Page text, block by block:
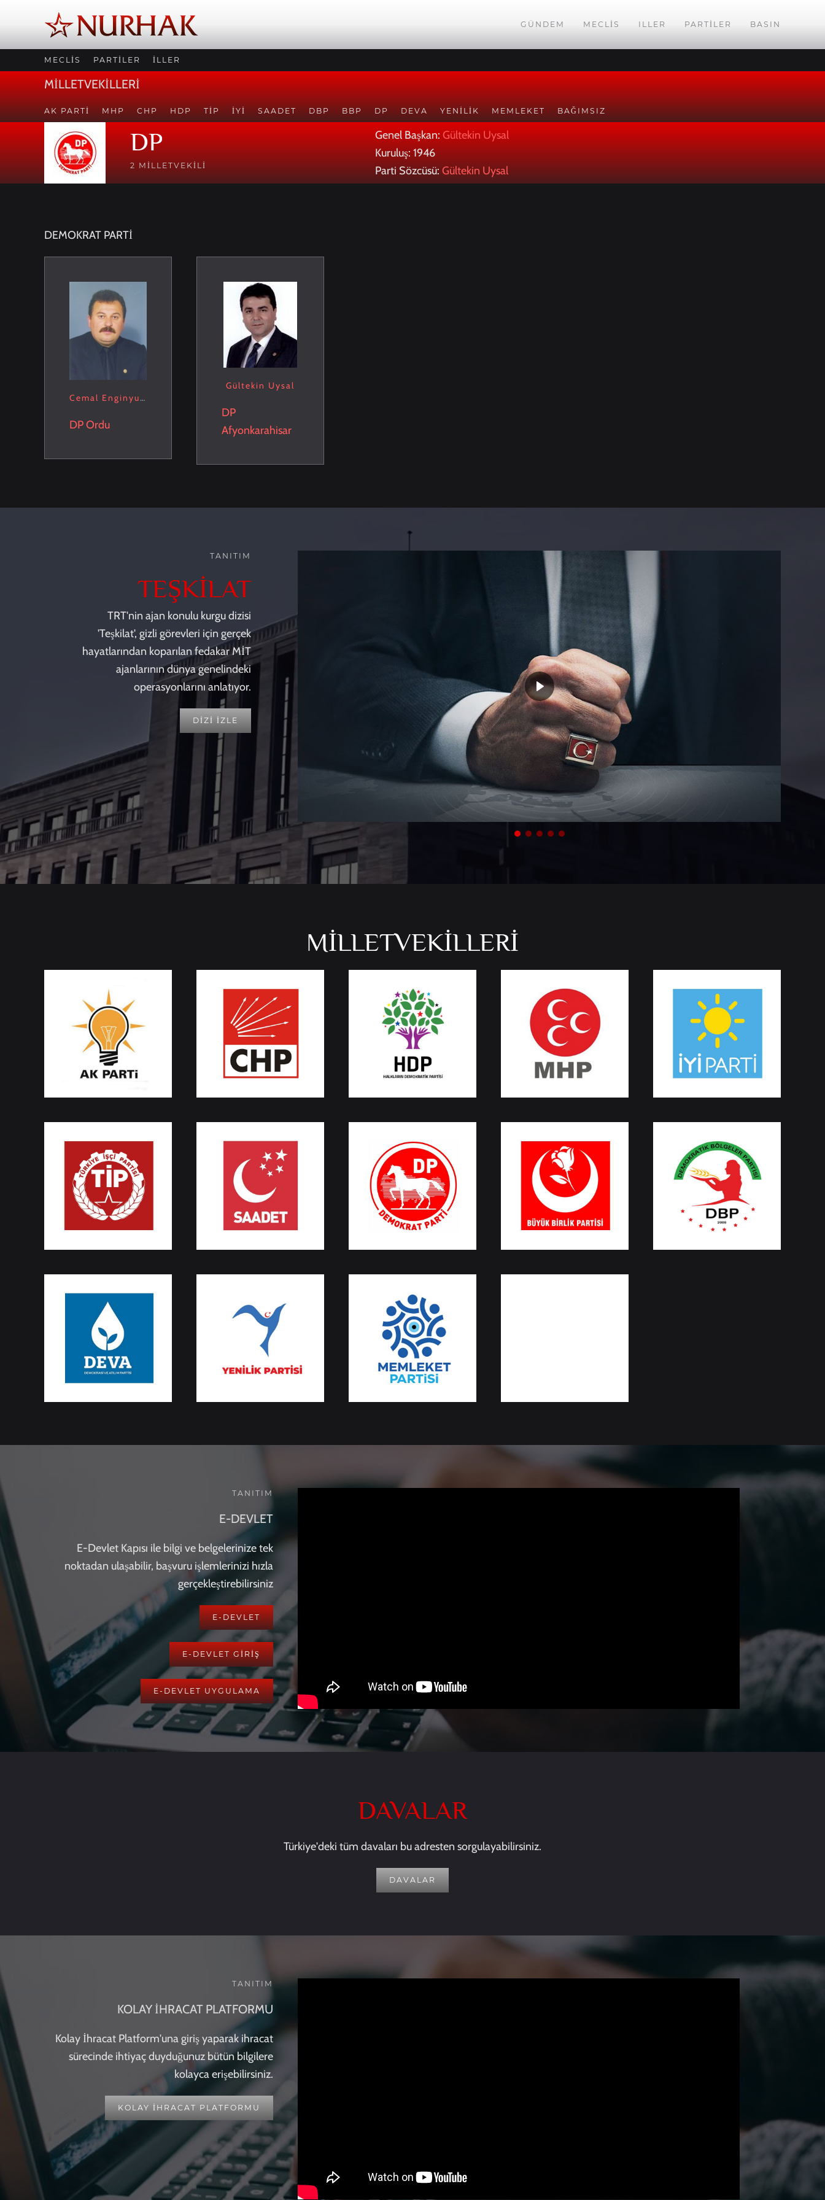
GÜNDEM MECLIS ILLER PARTILER BASIN
MECLİS PARTİLER İLLER
MİLLETVEKİLLERİ
AK PARTI MHP CHP HDP TİP İYİ SAADET DBP BBP DP DEVA YENILIK MEMLEKET BAĞIMSIZ
DP
2 MILLETVEKILI
Genel Başkan: Gültekin Uysal
Kuruluş: 1946
Parti Sözcüsü: Gültekin Uysal
DEMOKRAT PARTİ
Cemal Enginyurt
DPOrdu
Gültekin Uysal
DP
Afyonkarahisar
TANITIM
TEŞKİLAT
TRT'nin ajan konulu kurgu dizisi
'Teşkilat', gizli görevleri için gerçek
hayatlarından koparılan fedakar MİT
ajanlarının dünya genelindeki
operasyonlarını anlatıyor.
DİZİ İZLE
MİLLETVEKİLLERİ
TANITIM
E-DEVLET
E-Devlet Kapısı ile bilgi ve belgelerinize tek
noktadan ulaşabilir, başvuru işlemlerinizi hızla
gerçekleştirebilirsiniz
E-DEVLET
E-DEVLET GİRİŞ
E-DEVLET UYGULAMA
DAVALAR
Türkiye'deki tüm davaları bu adresten sorgulayabilirsiniz.
DAVALAR
TANITIM
KOLAY İHRACAT PLATFORMU
Kolay İhracat Platform'una giriş yaparak ihracat
sürecinde ihtiyaç duyduğunuz bütün bilgilere
kolayca erişebilirsiniz.
KOLAY İHRACAT PLATFORMU